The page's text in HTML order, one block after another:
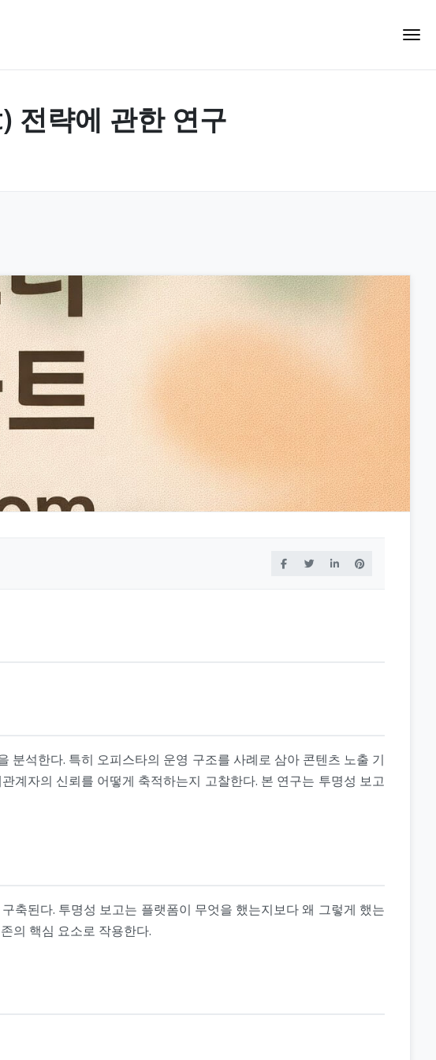
전략에 관한 연구
분석한다. 특히 오피스타의 운영 구조를 사례로 삼아 콘텐츠 노출 기
계자의 신뢰를 어떻게 축적하는지 고찰한다. 본 연구는 투명성 보고
축된다. 투명성 보고는 플랫폼이 무엇을 했는지보다 왜 그렇게 했는
의 핵심 요소로 작용한다.